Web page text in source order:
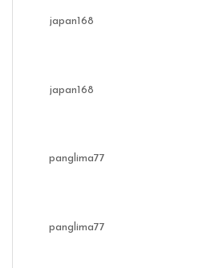
japan168
japan168
panglima77
panglima77